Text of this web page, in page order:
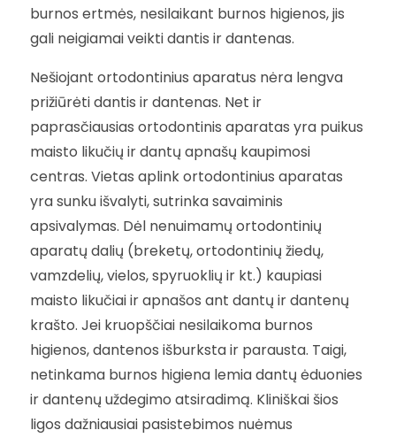
burnos ertmės, nesilaikant burnos higienos, jis
gali neigiamai veikti dantis ir dantenas.
Nešiojant ortodontinius aparatus nėra lengva
prižiūrėti dantis ir dantenas. Net ir
paprasčiausias ortodontinis aparatas yra puikus
maisto likučių ir dantų apnašų kaupimosi
centras. Vietas aplink ortodontinius aparatas
yra sunku išvalyti, sutrinka savaiminis
apsivalymas. Dėl nenuimamų ortodontinių
aparatų dalių (breketų, ortodontinių žiedų,
vamzdelių, vielos, spyruoklių ir kt.) kaupiasi
maisto likučiai ir apnašos ant dantų ir dantenų
krašto. Jei kruopščiai nesilaikoma burnos
higienos, dantenos išburksta ir parausta. Taigi,
netinkama burnos higiena lemia dantų ėduonies
ir dantenų uždegimo atsiradimą. Kliniškai šios
ligos dažniausiai pasistebimos nuėmus